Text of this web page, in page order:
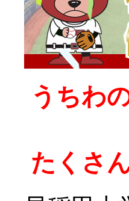
うちわ
たくさ